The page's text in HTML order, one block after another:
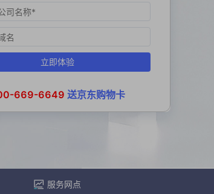
立即体验
669-6649 送京东购物卡
服务网点